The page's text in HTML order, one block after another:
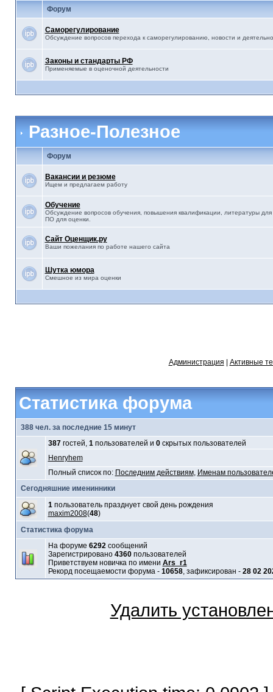
Форум
Саморегулирование
Обсуждение вопросов перехода к саморегулированию, новости и
Законы и стандарты РФ
Применяемые в оценочной деятельности
Разное-Полезное
Форум
Вакансии и резюме
Ищем и предлагаем работу
Обучение
Обсуждение вопросов обучения, повышения квалификации, литературы
ПО для оценки.
Сайт Оценщик.ру
Ваши пожелания по работе нашего сайта
Шутка юмора
Смешное из мира оценки
Администрация Активные
Статистика форума
388 чел. за последние 15 минут
387гостей, 1пользователей и 0скрытых пользователей
Henryhem
Полный список по: Последним действиям, Именам
Сегодняшние именинники
1пользователь празднует свой день рождения
maxim2008(48)
Статистика форума
На форуме 6292сообщений
Зарегистрировано 4360пользователей
Приветствуем новичка по имени Ars_r1
Рекорд посещаемости форума - 10658, зафиксирован - 28 02
Удалить